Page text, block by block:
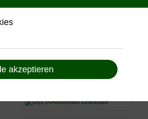
und Services anbieten zu
zu Ihren Interessen passen
akzeptieren